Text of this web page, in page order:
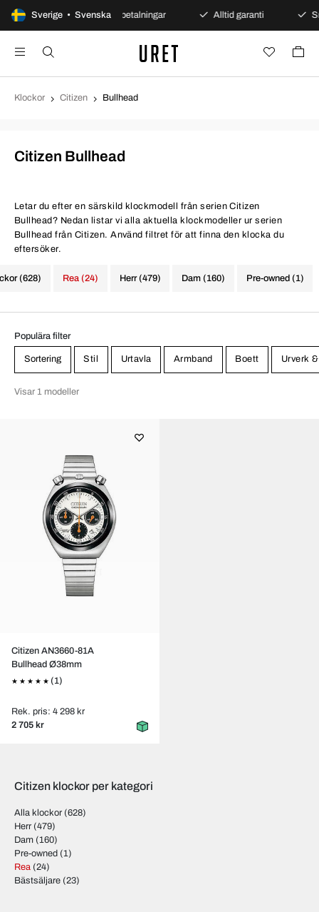
Sverige • Svenska
köp Säkra betalningar Alltid garanti
Klockor Citizen Bullhead
Citizen Bullhead
Letar du efter en särskild klockmodell från serien Citizen
Bullhead? Nedan listar vi alla aktuella klockmodeller ur serien
Bullhead från Citizen. Använd filtret för att finna den klocka du
eftersöker.
(628) Herr (479) Dam (160) Pre-owned (1)
Rea (24)
Populära filter
Sortering Stil Urtavla Armband Boett Urverk
Visar 1 modeller
Citizen AN3660-81A
Bullhead Ø38mm
(1)
Rek. pris: 4 298 kr
2 705 kr
Citizen klockor per kategori
Alla klockor (628)
Herr (479)
Dam (160)
Pre-owned (1)
Rea (24)
Bästsäljare (23)